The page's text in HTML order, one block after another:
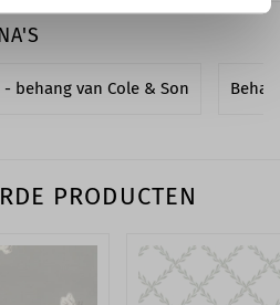
behang van Cole & Son
PRODUCTEN